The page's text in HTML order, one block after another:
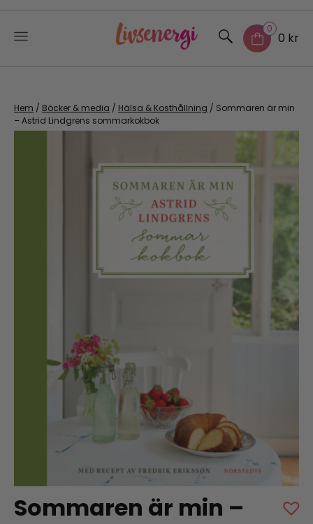
content
0
0 kr
Hem / Böcker & media / Hälsa & Kosthållning / Sommaren är min
– Astrid Lindgrens sommarkokbok
Sommaren är min –